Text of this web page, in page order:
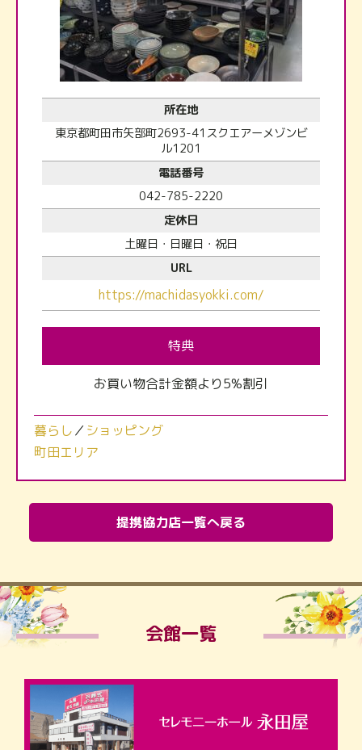
所在地
東京都町田市矢部町2693-41スクエアーメゾンビ
ル1201
電話番号
042-785-2220
定休日
土曜日・日曜日・祝日
URL
https://machidasyokki.com/
特典
お買い物合計金額より5%割引
暮らし／ ショッピング
町田エリア
提携協力店一覧へ戻る
会館一覧